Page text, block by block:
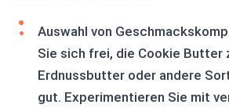
Auswahl von
Sie sich frei, die Cookie Butter
Erdnussbutter oder andere
gut. Experimentieren Sie mit